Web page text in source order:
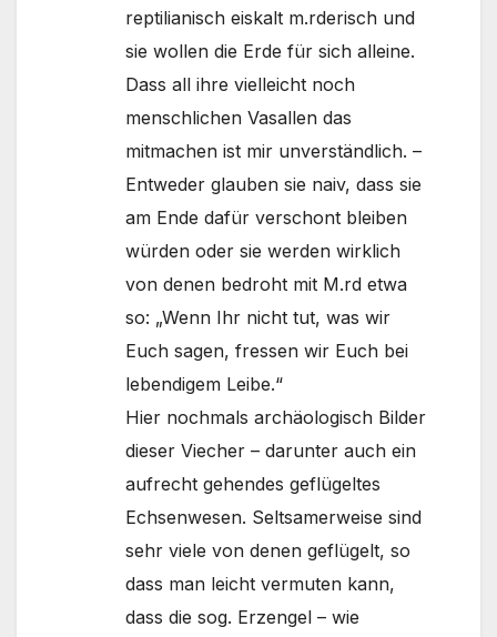
reptilianisch eiskalt m.rderisch und
sie wollen die Erde für sich alleine.
Dass all ihre vielleicht noch
menschlichen Vasallen das
mitmachen ist mir unverständlich. –
Entweder glauben sie naiv, dass sie
am Ende dafür verschont bleiben
würden oder sie werden wirklich
von denen bedroht mit M.rd etwa
so: „Wenn Ihr nicht tut, was wir
Euch sagen, fressen wir Euch bei
lebendigem Leibe.“
Hier nochmals archäologisch Bilder
dieser Viecher – darunter auch ein
aufrecht gehendes geflügeltes
Echsenwesen. Seltsamerweise sind
sehr viele von denen geflügelt, so
dass man leicht vermuten kann,
dass die sog. Erzengel – wie